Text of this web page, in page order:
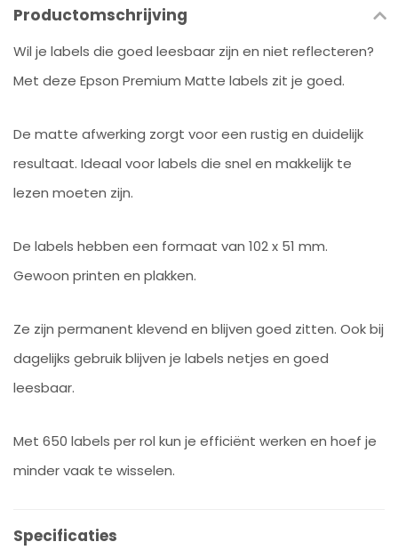
Productomschrijving
Wil je labels die goed leesbaar zijn en niet reflecteren?
Met deze Epson Premium Matte labels zit je goed.
De matte afwerking zorgt voor een rustig en duidelijk
resultaat. Ideaal voor labels die snel en makkelijk te
lezen moeten zijn.
De labels hebben een formaat van 102 x 51 mm.
Gewoon printen en plakken.
Ze zijn permanent klevend en blijven goed zitten. Ook bij
dagelijks gebruik blijven je labels netjes en goed
leesbaar.
Met 650 labels per rol kun je efficiënt werken en hoef je
minder vaak te wisselen.
Specificaties